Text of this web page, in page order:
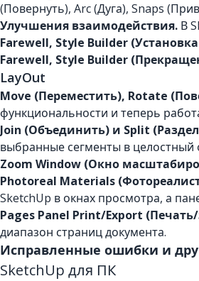
(Повернуть), Arc (Дуга), Snaps
Улучшения взаимодействия. В
Farewell, Style Builder
Farewell, Style Builder
LayOut
Move (Переместить), Rotate
функциональности и теперь
Join (Объединить) и Split
выбранные сегменты в целостный
Zoom Window (Окно
Photoreal Materials
SketchUp в окнах просмотра, а
Pages Panel Print/Export
диапазон страниц документа.
Исправленные ошибки и
SketchUp для ПК